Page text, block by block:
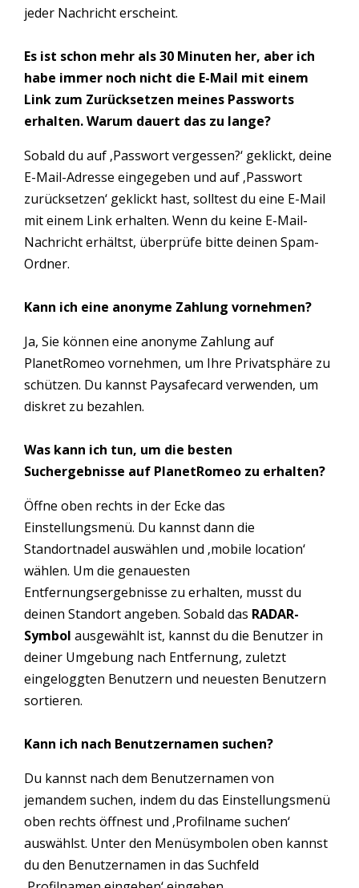
jeder Nachricht erscheint.
Es ist schon mehr als 30 Minuten her, aber ich
habe immer noch nicht die E-Mail mit einem
Link zum Zurücksetzen meines Passworts
erhalten. Warum dauert das zu lange?
Sobald du auf ‚Passwort vergessen?‘ geklickt, deine
E-Mail-Adresse eingegeben und auf ‚Passwort
zurücksetzen‘ geklickt hast, solltest du eine E-Mail
mit einem Link erhalten. Wenn du keine E-Mail-
Nachricht erhältst, überprüfe bitte deinen Spam-
Ordner.
Kann ich eine anonyme Zahlung vornehmen?
Ja, Sie können eine anonyme Zahlung auf
PlanetRomeo vornehmen, um Ihre Privatsphäre zu
schützen. Du kannst Paysafecard verwenden, um
diskret zu bezahlen.
Was kann ich tun, um die besten
Suchergebnisse auf PlanetRomeo zu erhalten?
Öffne oben rechts in der Ecke das
Einstellungsmenü. Du kannst dann die
Standortnadel auswählen und ‚mobile location‘
wählen. Um die genauesten
Entfernungsergebnisse zu erhalten, musst du
deinen Standort angeben. Sobald das RADAR-
Symbol ausgewählt ist, kannst du die Benutzer in
deiner Umgebung nach Entfernung, zuletzt
eingeloggten Benutzern und neuesten Benutzern
sortieren.
Kann ich nach Benutzernamen suchen?
Du kannst nach dem Benutzernamen von
jemandem suchen, indem du das Einstellungsmenü
oben rechts öffnest und ‚Profilname suchen‘
auswählst. Unter den Menüsymbolen oben kannst
du den Benutzernamen in das Suchfeld